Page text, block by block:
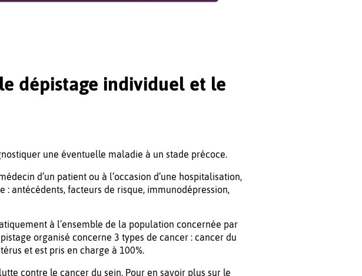
dépistage individuel et le
une éventuelle maladie à un stade précoce.
d’un patient ou à l’occasion d’une hospitalisation,
antécédents, facteurs de risque, immunodépression,
à l’ensemble de la population concernée par
organisé concerne 3 types de cancer : cancer du
et est pris en charge à 100%.
contre le cancer du sein. Pour en savoir plus sur le